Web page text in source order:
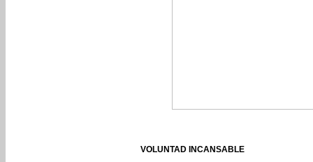
VOLUNTAD INCANSABLE